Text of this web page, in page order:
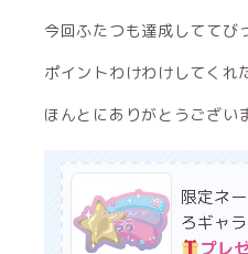
今回ふたつも達成しててび
ポイントわけわけしてくれ
ほんとにありがとうござい